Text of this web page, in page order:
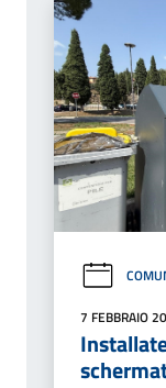
7 FEBBRAIO